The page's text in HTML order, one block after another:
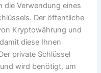
die Verwendung eines
Der öffentliche
Kryptowährung und
diese Ihnen
private Schlüssel
wird benötigt, um